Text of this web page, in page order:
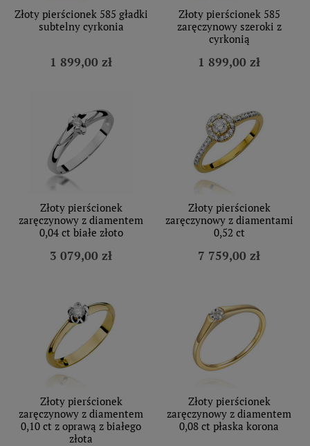
Złoty pierścionek 585 gładki
subtelny cyrkonia
1 899,00 zł
Złoty pierścionek 585
zaręczynowy szeroki z
cyrkonią
1 899,00 zł
Złoty pierścionek
zaręczynowy z diamentem
0,04 ct białe złoto
3 079,00 zł
Złoty pierścionek
zaręczynowy z diamentami
0,52 ct
7 759,00 zł
Złoty pierścionek
zaręczynowy z diamentem
0,10 ct z oprawą z białego
złota
Złoty pierścionek
zaręczynowy z diamentem
0,08 ct płaska korona